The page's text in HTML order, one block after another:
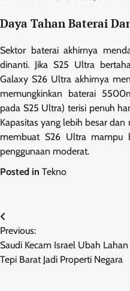
Daya Tahan Baterai
Sektor baterai akhirnya
dinanti. Jika S25 Ultra
Galaxy S26 Ultra akhirnya
memungkinkan baterai
pada S25 Ultra) terisi penuh
Kapasitas yang lebih besar
membuat S26 Ultra mampu
penggunaan moderat.
Posted in Tekno
Navigasi
pos
Previous:
Saudi Kecam Israel Ubah Lahan
Tepi Barat Jadi Properti Negara